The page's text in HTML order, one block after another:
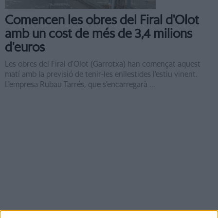
Comencen les obres del Firal d'Olot
amb un cost de més de 3,4 milions
d'euros
Les obres del Firal d'Olot (Garrotxa) han començat aquest
matí amb la previsió de tenir-les enllestides l'estiu vinent.
L'empresa Rubau Tarrés, que s'encarregarà ...